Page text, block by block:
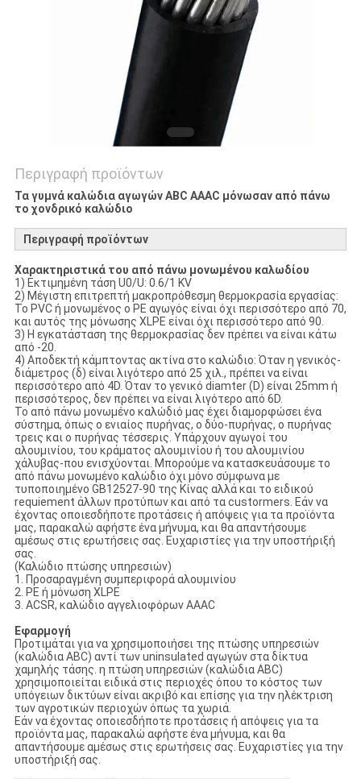
Περιγραφή προϊόντων
Τα γυμνά καλώδια αγωγών ABC AAAC μόνωσαν από πάνω
το χονδρικό καλώδιο
Περιγραφή προϊόντων
Χαρακτηριστικά του από πάνω μονωμένου καλωδίου
1) Εκτιμημένη τάση U0/U: 0.6/1 KV
2) Μέγιστη επιτρεπτή μακροπρόθεσμη θερμοκρασία εργασίας:
Το PVC ή μονωμένος ο PE αγωγός είναι όχι περισσότερο από 70,
και αυτός της μόνωσης XLPE είναι όχι περισσότερο από 90.
3) Η εγκατάσταση της θερμοκρασίας δεν πρέπει να είναι κάτω
από -20.
4) Αποδεκτή κάμπτοντας ακτίνα στο καλώδιο: Όταν η γενικός-
διάμετρος (δ) είναι λιγότερο από 25 χιλ., πρέπει να είναι
περισσότερο από 4D. Όταν το γενικό diamter (D) είναι 25mm ή
περισσότερος, δεν πρέπει να είναι λιγότερο από 6D.
Το από πάνω μονωμένο καλώδιό μας έχει διαμορφώσει ένα
σύστημα, όπως ο ενιαίος πυρήνας, ο δύο-πυρήνας, ο πυρήνας
τρεις και ο πυρήνας τέσσερις. Υπάρχουν αγωγοί του
αλουμινίου, του κράματος αλουμινίου ή του αλουμινίου
χάλυβας-που ενισχύονται. Μπορούμε να κατασκευάσουμε το
από πάνω μονωμένο καλώδιο όχι μόνο σύμφωνα με
τυποποιημένο GB12527-90 της Κίνας αλλά και το ειδικού
requiement άλλων προτύπων και από τα custormers. Εάν να
έχοντας οποιεσδήποτε προτάσεις ή απόψεις για τα προϊόντα
μας, παρακαλώ αφήστε ένα μήνυμα, και θα απαντήσουμε
αμέσως στις ερωτήσεις σας. Ευχαριστίες για την υποστήριξή
σας.
(Καλώδιο πτώσης υπηρεσιών)
1. Προσαραγμένη συμπεριφορά αλουμινίου
2. PE ή μόνωση XLPE
3. ACSR, καλώδιο αγγελιοφόρων AAAC
Εφαρμογή
Προτιμάται για να χρησιμοποιήσει της πτώσης υπηρεσιών
(καλώδια ABC) αντί των uninsulated αγωγών στα δίκτυα
χαμηλής τάσης. η πτώση υπηρεσιών (καλώδια ABC)
χρησιμοποιείται ειδικά στις περιοχές όπου το κόστος των
υπόγειων δικτύων είναι ακριβό και επίσης για την ηλέκτριση
των αγροτικών περιοχών όπως τα χωριά.
Εάν να έχοντας οποιεσδήποτε προτάσεις ή απόψεις για τα
προϊόντα μας, παρακαλώ αφήστε ένα μήνυμα, και θα
απαντήσουμε αμέσως στις ερωτήσεις σας. Ευχαριστίες για την
υποστήριξή σας.